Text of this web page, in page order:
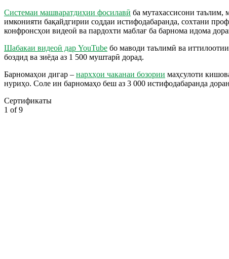
Системаи машваратдиҳии фосилавӣ ба мутахассисони
имконияти бақайдгирии соддаи истифодабаранда, сохтани
конфронсҳои видеоӣ ва пардохти маблағ ба барнома идома
Шабакаи видеоӣ дар YouTube бо маводи таълимӣ ва
боздид ва зиёда аз 1 500 муштарӣ дорад.
Барномаҳои дигар – нархҳои чаканаи бозории маҳсулоти
нуриҳо. Соле ин барномаҳо беш аз 3 000 истифодабаранда
Сертификаты
1 of 9